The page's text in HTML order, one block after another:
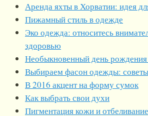
Аренда яхты в Хорватии: идея
Пижамный стиль в одежде
Эко одежда: относитесь
здоровью
Необыкновенный день рождения
Выбираем фасон одежды: советы
В 2016 акцент на форму сумок
Как выбрать свои духи
Пигментация кожи и отбеливание